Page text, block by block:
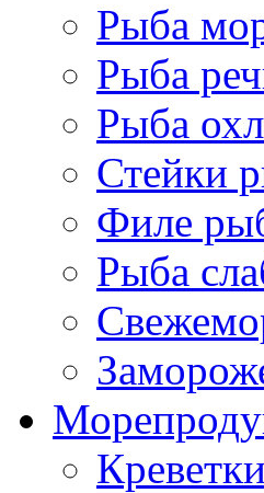
Рыба
Рыба
Рыба
Стейки
Филе
Рыба